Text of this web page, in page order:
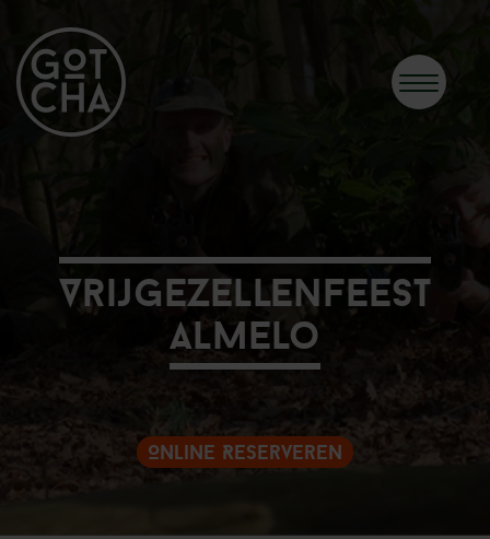
Vrijgezellenfeest
Almelo
Online Reserveren